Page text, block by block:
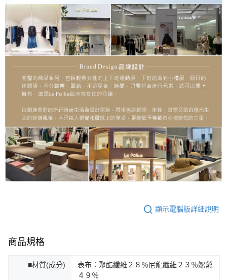
顯示電腦版詳細說明
商品規格
■材質(成分)
表布：聚酯纖維２８％尼龍纖維２３％嫘縈
４９％